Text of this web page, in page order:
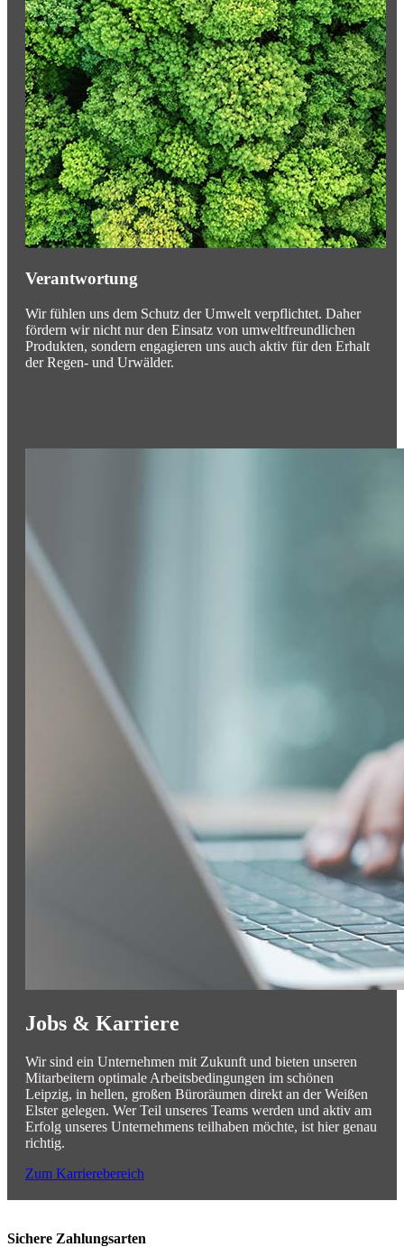
Verantwortung
Wir fühlen uns dem Schutz der Umwelt verpflichtet. Daher
fördern wir nicht nur den Einsatz von umweltfreundlichen
Produkten, sondern engagieren uns auch aktiv für den Erhalt
der Regen- und Urwälder.
Jobs & Karriere
Wir sind ein Unternehmen mit Zukunft und bieten unseren
Mitarbeitern optimale Arbeitsbedingungen im schönen
Leipzig, in hellen, großen Büroräumen direkt an der Weißen
Elster gelegen. Wer Teil unseres Teams werden und aktiv am
Erfolg unseres Unternehmens teilhaben möchte, ist hier genau
richtig.
Zum Karrierebereich
Sichere Zahlungsarten